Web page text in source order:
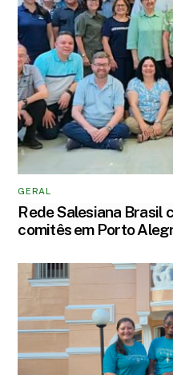
GERAL
Rede Salesiana Brasil
comitês em Porto